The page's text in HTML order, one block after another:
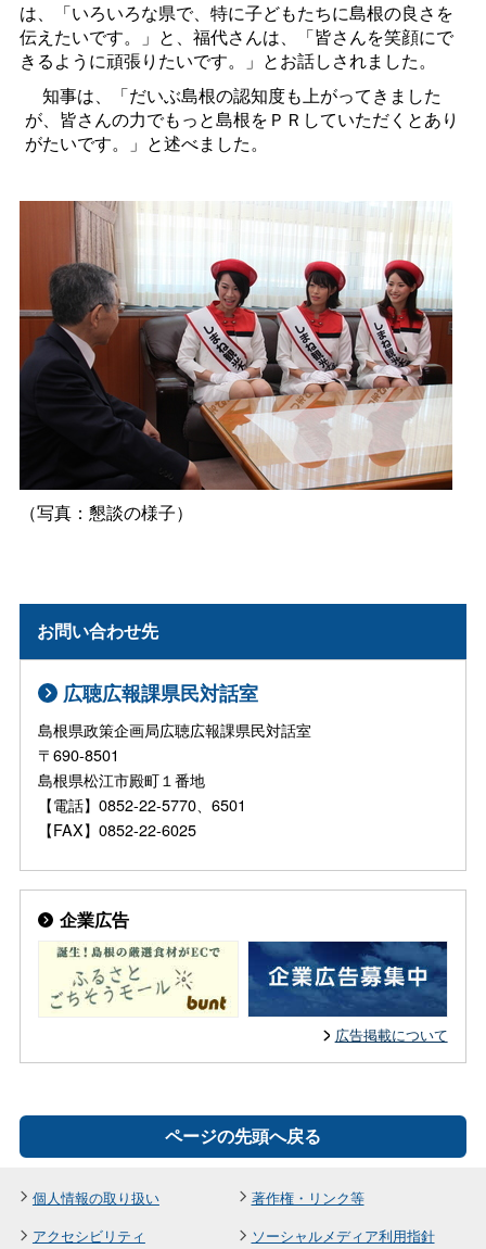
は、「いろいろな県で、特に子どもたちに島根の良さを
伝えたいです。」と、福代さんは、「皆さんを笑顔にで
きるように頑張りたいです。」とお話しされました。
知事は、「だいぶ島根の認知度も上がってきました
が、皆さんの力でもっと島根をＰＲしていただくとあり
がたいです。」と述べました。
（写真：懇談の様子）
お問い合わせ先
広聴広報課県民対話室
島根県政策企画局広聴広報課県民対話室
〒690-8501
島根県松江市殿町１番地
【電話】0852-22-5770、6501
【FAX】0852-22-6025
企業広告
広告掲載について
ページの先頭へ戻る
個人情報の取り扱い
著作権・リンク等
アクセシビリティ
ソーシャルメディア利用指針